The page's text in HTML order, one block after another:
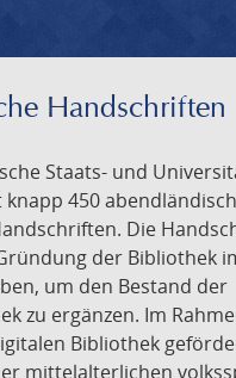
Handschriften
Staats- und
450
Die
der Bibliothek
um den Bestand der
zu ergänzen. Im
Bibliothek
mittelalterlichen